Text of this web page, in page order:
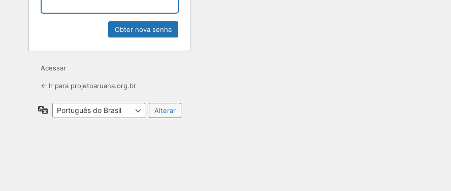
Acessar
← Ir para projetoaruana.org.br
Idioma